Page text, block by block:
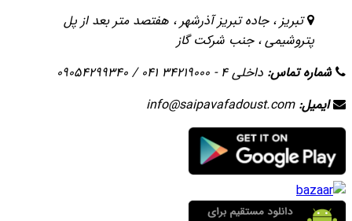
تبریز ، جاده تبریز آذرشهر ، هفتصد متر بعد از پل
پتروشیمی ، جنب شرکت گاز
شماره تماس: داخلی 4 - 34219000 041 / 09054299340
ایمیل:info@saipavafadoust.com